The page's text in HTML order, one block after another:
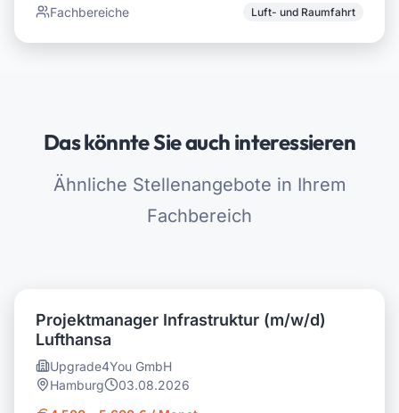
Fachbereiche Luft- und Raumfahrt
Das könnte Sie auch interessieren
Ähnliche Stellenangebote in Ihrem
Fachbereich
Projektmanager Infrastruktur (m/w/d)
Lufthansa
Upgrade4You GmbH
Hamburg
03.08.2026